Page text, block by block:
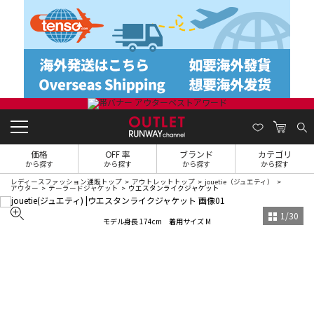
価格
から探す
OFF 率
から探す
ブランド
から探す
カテゴリ
から探す
レディースファッション通販トップ アウトレットトップ jouetie（ジュエティ）
アウター テーラードジャケット ウエスタンライクジャケット
モデル身長 174cm 着用サイズ M 1 /30